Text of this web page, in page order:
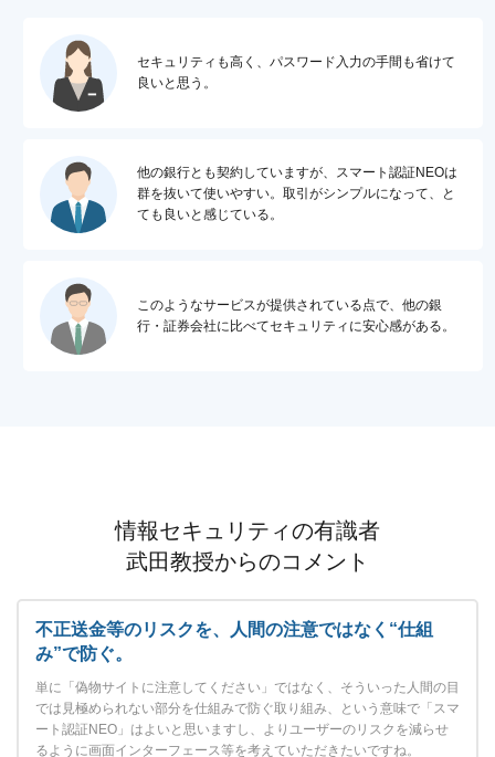
セキュリティも高く、パスワード入力の手間も省けて
良いと思う。
他の銀行とも契約していますが、スマート認証NEOは
群を抜いて使いやすい。取引がシンプルになって、と
ても良いと感じている。
このようなサービスが提供されている点で、他の銀
行・証券会社に比べてセキュリティに安心感がある。
情報セキュリティの有識者
武田教授からのコメント
不正送金等のリスクを、人間の注意ではなく“仕組
み”で防ぐ。
単に「偽物サイトに注意してください」ではなく、そういった人間の目
では見極められない部分を仕組みで防ぐ取り組み、という意味で「スマ
ート認証NEO」はよいと思いますし、よりユーザーのリスクを減らせ
るように画面インターフェース等を考えていただきたいですね。